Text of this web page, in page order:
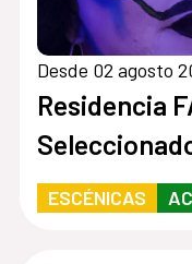
Desde 02 agosto
Residencia
ESCÉNICAS